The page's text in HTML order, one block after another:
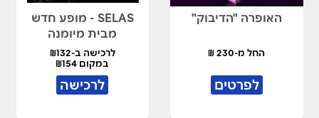
האופרה "הדיבוק"
החל מ-230 ₪
לפרטים
SELAS - מופע חדש
מבית מיומנה
לרכישה ב-₪132
במקום ₪154
לרכישה